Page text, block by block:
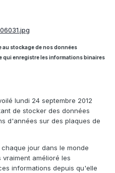
au stockage de nos données
qui enregistre les informations binaires
lundi 24 septembre 2012
de stocker des données
d'années sur des plaques de
jour dans le monde
amélioré les
informations depuis qu'elle